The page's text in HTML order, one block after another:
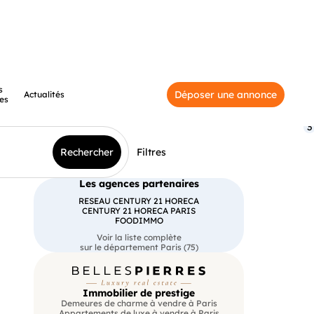
Actualités Déposer une annonce
Rechercher Filtres
3
Les agences partenaires
RESEAU CENTURY 21 HORECA
CENTURY 21 HORECA PARIS
FOODIMMO
Voir la liste complète
sur le département Paris (75)
Immobilier de prestige
Demeures de charme à vendre à Paris